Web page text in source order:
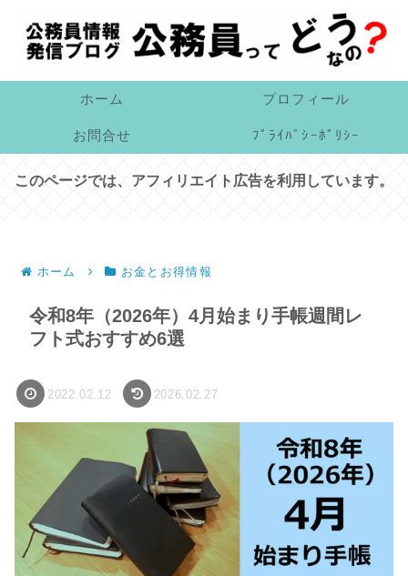
ホーム プロフィール
お問合せ ﾌﾟﾗｲﾊﾞｼｰﾎﾟﾘｼｰ
このページでは、アフィリエイト広告を利用しています。
ホーム お金とお得情報
令和8年（2026年）4月始まり手帳週間レ
フト式おすすめ6選
2022.02.12 2026.02.27